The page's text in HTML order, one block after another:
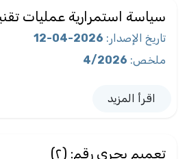
سياسة استمرارية عمليات
تاريخ الإصدار :
2026-04-12
ملخص:
4/2026
اقرأ المزيد
تعميم بحري رقم: (٢)